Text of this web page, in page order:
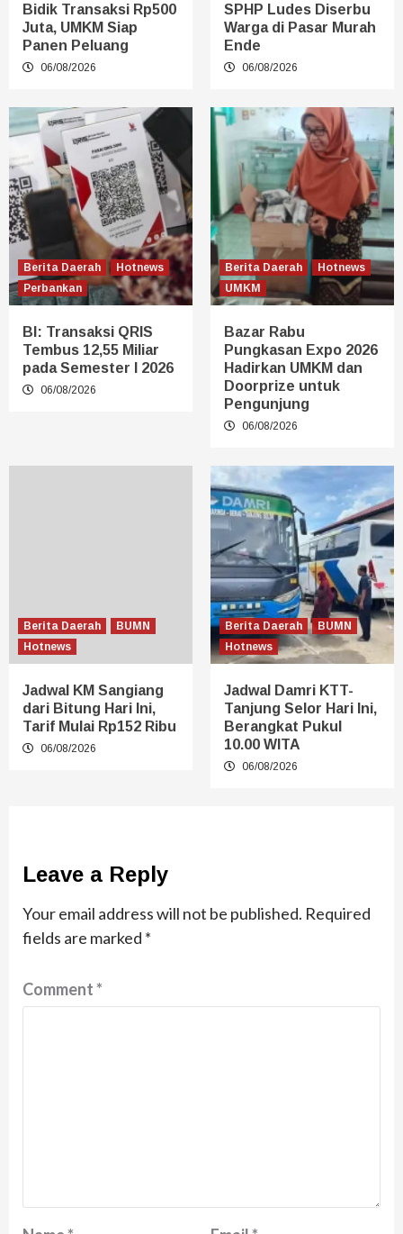
Bidik Transaksi Rp500
Juta, UMKM Siap
Panen Peluang
06/08/2026
SPHP Ludes Diserbu
Warga di Pasar Murah
Ende
06/08/2026
Berita Daerah
Hotnews
Perbankan
BI: Transaksi QRIS
Tembus 12,55 Miliar
pada Semester I 2026
06/08/2026
Berita Daerah
Hotnews
UMKM
Bazar Rabu
Pungkasan Expo 2026
Hadirkan UMKM dan
Doorprize untuk
Pengunjung
06/08/2026
Berita Daerah
BUMN
Hotnews
Jadwal KM Sangiang
dari Bitung Hari Ini,
Tarif Mulai Rp152 Ribu
06/08/2026
Berita Daerah
BUMN
Hotnews
Jadwal Damri KTT-
Tanjung Selor Hari Ini,
Berangkat Pukul
10.00 WITA
06/08/2026
Leave a Reply
Your email address will not be published. Required
fields are marked *
Comment*